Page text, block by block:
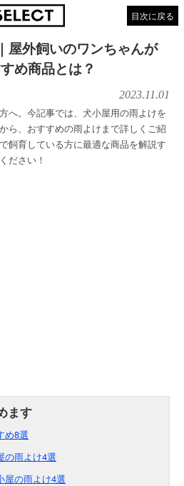
目次に戻る
屋外飼いのワンちゃんが
め商品とは？
2023.11.01
へ。今記事では、犬小屋用の雨よけを
ら、おすすめの雨よけまで詳しくご紹
飼育している方に最適な商品を解説す
ださい！
め8選
の雨よけ4選
の雨よけ4選